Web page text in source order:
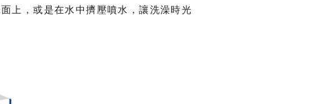
上，或是在水中擠壓噴水，讓洗澡時光